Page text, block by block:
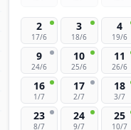
2
17/6
3
18/6
4
19/6
9
24/6
10
25/6
11
26/6
16
1/7
17
2/7
18
3/7
23
8/7
24
9/7
25
10/7